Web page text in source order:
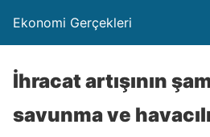
Ekonomi Gerçekleri
İhracat artışının
savunma ve